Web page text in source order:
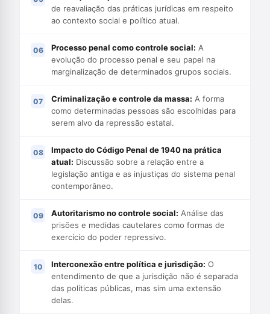
de reavaliação das práticas jurídicas em respeito
ao contexto social e político atual.
Processo penal como controle social: A
evolução do processo penal e seu papel na
marginalização de determinados grupos sociais.
Criminalização e controle da massa: A forma
como determinadas pessoas são escolhidas para
serem alvo da repressão estatal.
Impacto do Código Penal de 1940 na prática
atual: Discussão sobre a relação entre a
legislação antiga e as injustiças do sistema penal
contemporâneo.
Autoritarismo no controle social: Análise das
prisões e medidas cautelares como formas de
exercício do poder repressivo.
Interconexão entre política e jurisdição: O
entendimento de que a jurisdição não é separada
das políticas públicas, mas sim uma extensão
delas.